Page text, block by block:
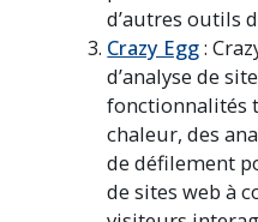
d’autres outils
Crazy Egg:
d’analyse de
fonctionnalités
chaleur, des
de défilement
de sites web à